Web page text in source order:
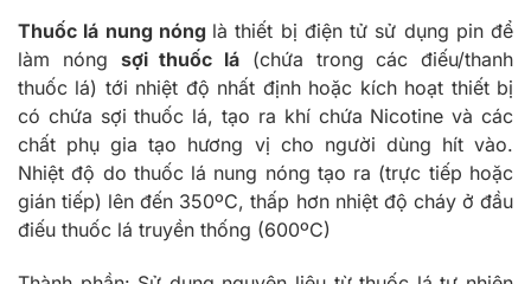
Thuốc lá nung nóng là thiết bị điện tử sử dụng pin để
làm nóng sợi thuốc lá (chứa trong các điếu/thanh
thuốc lá) tới nhiệt độ nhất định hoặc kích hoạt thiết bị
có chứa sợi thuốc lá, tạo ra khí chứa Nicotine và các
chất phụ gia tạo hương vị cho người dùng hít vào.
Nhiệt độ do thuốc lá nung nóng tạo ra (trực tiếp hoặc
gián tiếp) lên đến 350ºC, thấp hơn nhiệt độ cháy ở đầu
điếu thuốc lá truyền thống (600ºC)